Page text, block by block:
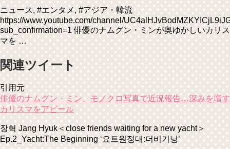
ニュース, #エンタメ, #アジア・韓流
https://www.youtube.com/channel/
sub_confirmation=1 俳優のナムグン・ミンが奥ゆかしいカリス
マを …
関連ツイート
引用元
俳優のナムグン・ミン、モノクロ写真で近況報告…深みを増す
カリスマをアピール
장혁 Jang Hyuk＜close friends waiting for a new yacht＞
Ep.2_Yacht:The Beginning ‘요트원정대:더비기닝’